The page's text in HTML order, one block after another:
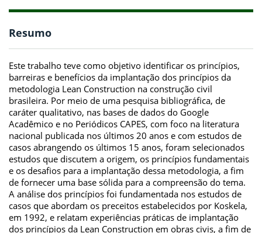
Resumo
Este trabalho teve como objetivo identificar os princípios,
barreiras e benefícios da implantação dos princípios da
metodologia Lean Construction na construção civil
brasileira. Por meio de uma pesquisa bibliográfica, de
caráter qualitativo, nas bases de dados do Google
Acadêmico e no Periódicos CAPES, com foco na literatura
nacional publicada nos últimos 20 anos e com estudos de
casos abrangendo os últimos 15 anos, foram selecionados
estudos que discutem a origem, os princípios fundamentais
e os desafios para a implantação dessa metodologia, a fim
de fornecer uma base sólida para a compreensão do tema.
A análise dos princípios foi fundamentada nos estudos de
casos que abordam os preceitos estabelecidos por Koskela,
em 1992, e relatam experiências práticas de implantação
dos princípios da Lean Construction em obras civis, a fim de